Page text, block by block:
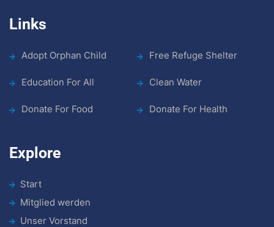
Links
Adopt Orphan Child Free Refuge Shelter
Education For All Clean Water
Donate For Food Donate For Health
Explore
Start
Mitglied werden
Unser Vorstand